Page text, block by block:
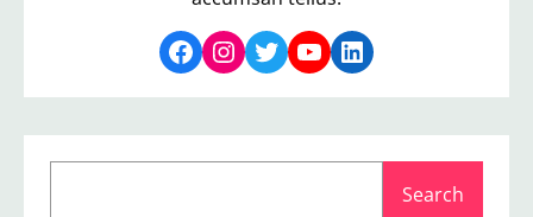
Facebook Instagram Twitter YouTube LinkedIn
Search